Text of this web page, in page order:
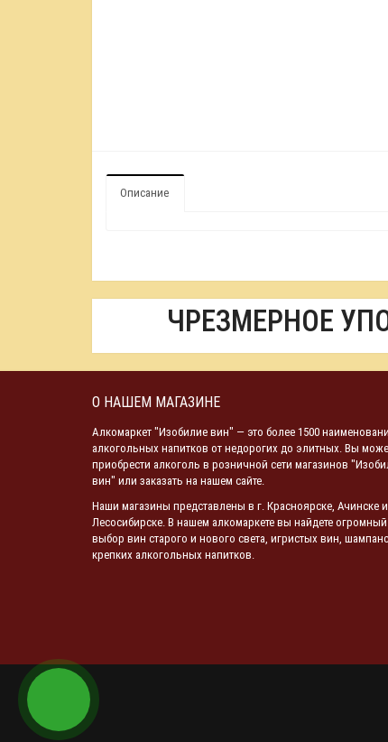
Описание
ЧРЕЗМЕРНОЕ
О НАШЕМ МАГАЗИНЕ
Алкомаркет "Изобилие вин" — это более 1500
алкогольных напитков от недорогих до элитных. Вы
приобрести алкоголь в розничной сети магазинов
вин" или заказать на нашем сайте.
Наши магазины представлены в г. Красноярске, Ачинске и
Лесосибирске. В нашем алкомаркете вы найдете огромный
выбор вин старого и нового света, игристых вин,
крепких алкогольных напитков.